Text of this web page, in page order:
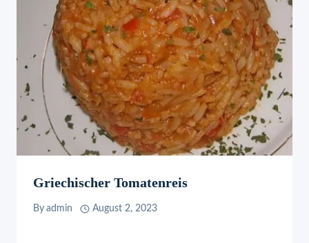
Griechischer Tomatenreis
By admin August 2, 2023